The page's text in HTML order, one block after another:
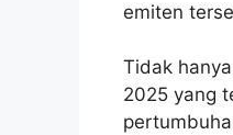
emiten
Tidak
2025 yang